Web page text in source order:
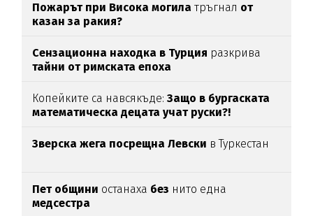
Пожарът при Висока могила тръгнал от
казан за ракия?
Сензационна находка в Турция разкрива
тайни от римската епоха
Копейките са навсякъде:Защо в бургаската
математическа децата учат руски?!
Зверска жега посрещна Левски в Туркестан
Пет общини останаха без нито една
медсестра